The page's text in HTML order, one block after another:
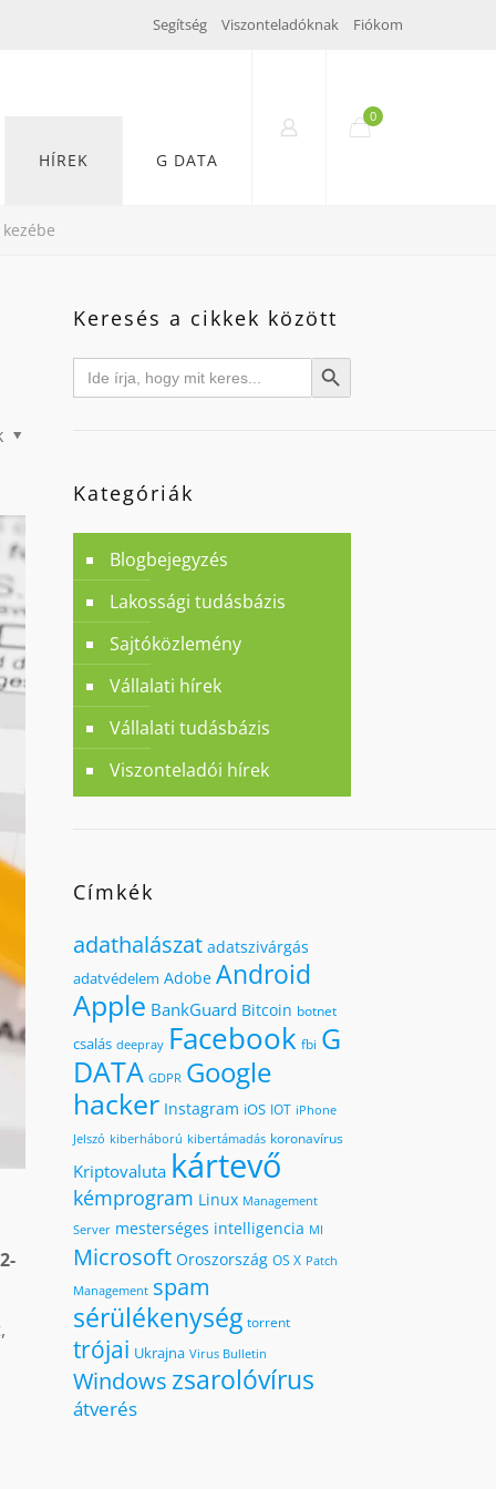
Segítség Viszonteladóknak Fiókom
HÍREK G DATA
0
Keresés a cikkek között
Search
for: Search Button
Kategóriák
Blogbejegyzés
Lakossági tudásbázis
Sajtóközlemény
Vállalati hírek
Vállalati tudásbázis
Viszonteladói hírek
Címkék
adathalászat adatszivárgás
adatvédelem Adobe Android
Apple BankGuard Bitcoin botnet
csalás deepray Facebook fbi G
DATA GDPR Google
hacker Instagram iOS IOT iPhone
Jelszó kiberháború kibertámadás koronavírus
Kriptovaluta kártevő
kémprogram Linux Management
Server mesterséges intelligencia MI
Microsoft Oroszország OS X Patch
Management spam
sérülékenység torrent
trójai Ukrajna Virus Bulletin
Windowszsarolóvírus
átverés